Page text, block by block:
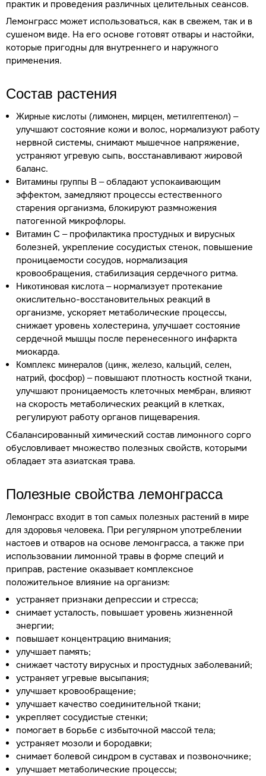
практик и проведения различных целительных сеансов.
Лемонграсс может использоваться, как в свежем, так и в
сушеном виде. На его основе готовят отвары и настойки,
которые пригодны для внутреннего и наружного
применения.
Состав растения
Жирные кислоты (лимонен, мирцен, метилгептенол) –
улучшают состояние кожи и волос, нормализуют работу
нервной системы, снимают мышечное напряжение,
устраняют угревую сыпь, восстанавливают жировой
баланс.
Витамины группы В – обладают успокаивающим
эффектом, замедляют процессы естественного
старения организма, блокируют размножения
патогенной микрофлоры.
Витамин С – профилактика простудных и вирусных
болезней, укрепление сосудистых стенок, повышение
проницаемости сосудов, нормализация
кровообращения, стабилизация сердечного ритма.
Никотиновая кислота– нормализует протекание
окислительно-восстановительных реакций в
организме, ускоряет метаболические процессы,
снижает уровень холестерина, улучшает состояние
сердечной мышцы после перенесенного инфаркта
миокарда.
Комплекс минералов (цинк, железо, кальций, селен,
натрий, фосфор) – повышают плотность костной ткани,
улучшают проницаемость клеточных мембран, влияют
на скорость метаболических реакций в клетках,
регулируют работу органов пищеварения.
Сбалансированный химический состав лимонного сорго
обусловливает множество полезных свойств, которыми
обладает эта азиатская трава.
Полезные свойства лемонграсса
Лемонграсс входит в топ самых полезных растений в мире
для здоровья человека. При регулярном употреблении
настоев и отваров на основе лемонграсса, а также при
использовании лимонной травы в форме специй и
приправ, растение оказывает комплексное
положительное влияние на организм:
устраняет признаки депрессии и стресса;
снимает усталость, повышает уровень жизненной
энергии;
повышает концентрацию внимания;
улучшает память;
снижает частоту вирусных и простудных заболеваний;
устраняет угревые высыпания;
улучшает кровообращение;
улучшает качество соединительной ткани;
укрепляет сосудистые стенки;
помогает в борьбе с избыточной массой тела;
устраняет мозоли и бородавки;
снимает болевой синдром в суставах и позвоночнике;
улучшает метаболические процессы;